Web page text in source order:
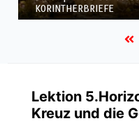
KORINTHERBRIEFE
Lektion
Kreuz und die